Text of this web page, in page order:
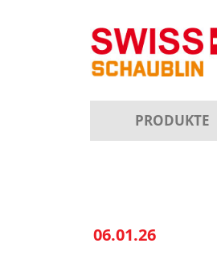
PRODUKTE
06.01.26